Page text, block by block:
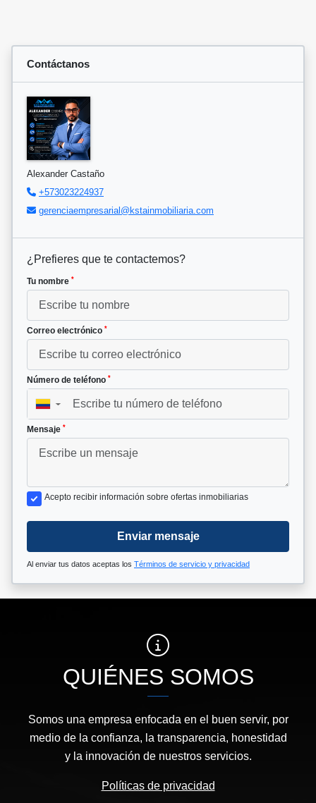
Contáctanos
Alexander Castaño
+573023224937
gerenciaempresarial@kstainmobiliaria.com
¿Prefieres que te contactemos?
Tu nombre *
Correo electrónico *
Número de teléfono *
▼
Mensaje *
Acepto recibir información sobre ofertas inmobiliarias
Enviar mensaje
Al enviar tus datos aceptas los Términos de servicio y privacidad
QUIÉNES SOMOS
Somos una empresa enfocada en el buen servir, por
medio de la confianza, la transparencia, honestidad
y la innovación de nuestros servicios.
Políticas de privacidad